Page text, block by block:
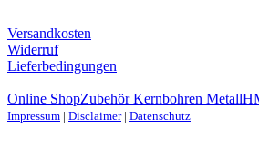
Versandkosten
Widerruf
Lieferbedingungen
Online ShopZubehör Kernbohren Metall
Impressum | Disclaimer| Datenschutz